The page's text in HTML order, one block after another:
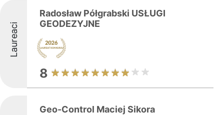
Laureaci
Radosław Półgrabski USŁUGI
GEODEZYJNE
8
Geo-Control Maciej Sikora